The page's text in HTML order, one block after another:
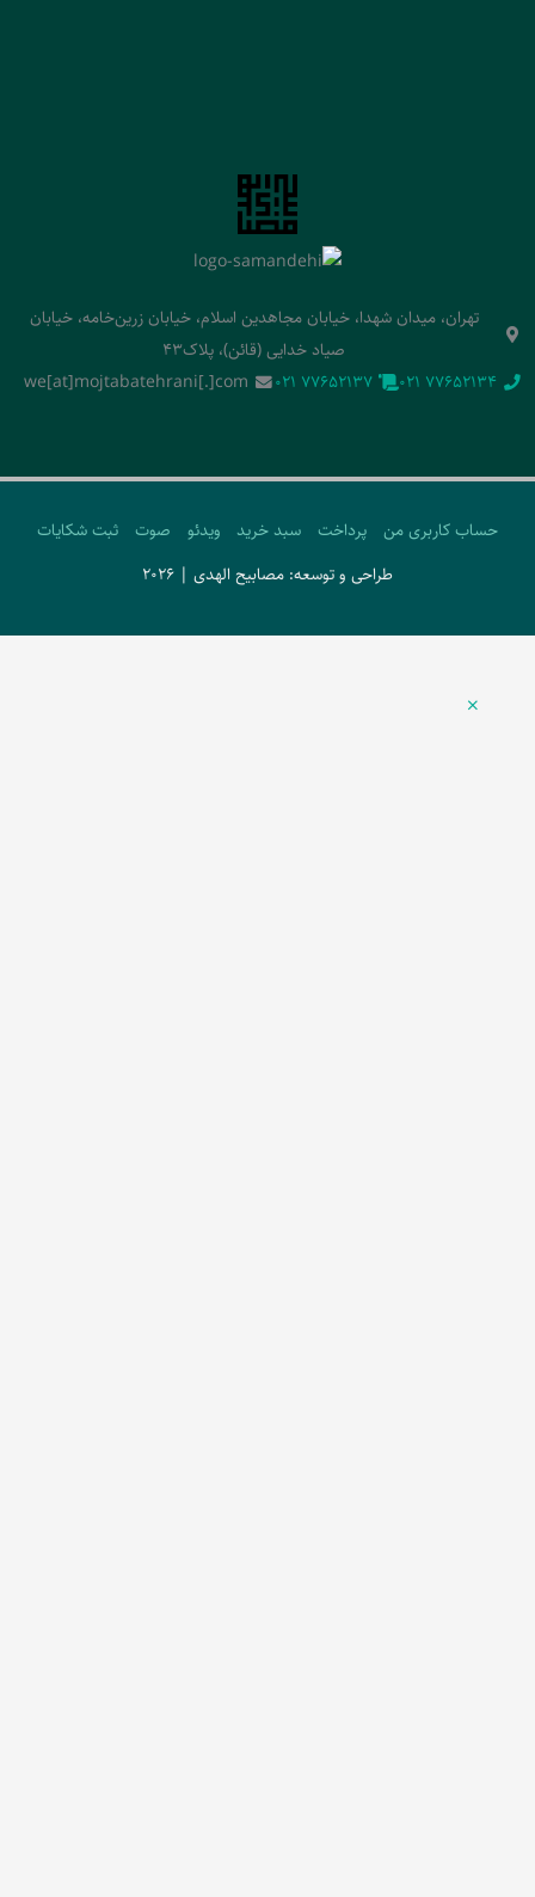
تهران، میدان شهدا، خیابان مجاهدین اسلام، خیابان زرین‌خامه، خیابان
صیاد خدایی (قائن)، پلاک43
‭021 77652134‬
‭021 77652137‬
we[at]mojtabatehrani[.]com
حساب کاربری من پرداخت سبد خرید ویدئو صوت
ثبت شکایات
طراحی و توسعه: مصابیح الهدی | 2026